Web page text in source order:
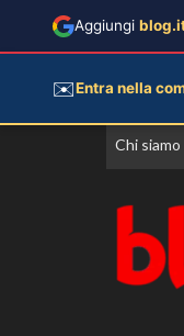
Vai
Chi
Aggiungi
✉️Entra nella